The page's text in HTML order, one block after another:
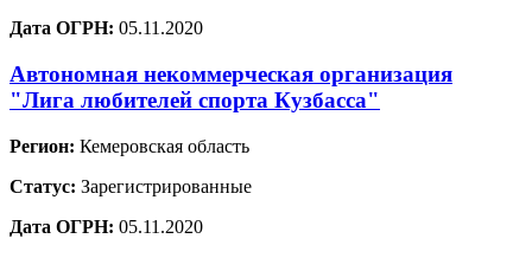
Дата ОГРН: 05.11.2020
Автономная некоммерческая организация
"Лига любителей спорта Кузбасса"
Регион: Кемеровская область
Статус: Зарегистрированные
Дата ОГРН: 05.11.2020